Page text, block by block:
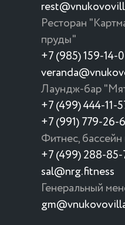
Ресторан
пруды"
+7 (985) 159-14-
Лаундж-бар
+7 (499) 444-11-
+7 (991) 779-26-
Фитнес, бассейн
+7 (499) 288-85-
sal@nrg.fitness
Генеральный
Совсем